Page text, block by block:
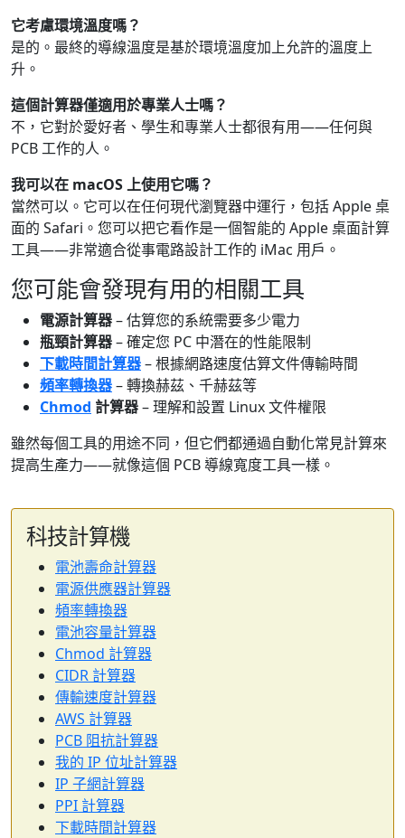
它考慮環境溫度嗎？
是的。最終的導線溫度是基於環境溫度加上允許的溫度上
升。
這個計算器僅適用於專業人士嗎？
不，它對於愛好者、學生和專業人士都很有用——任何與
PCB 工作的人。
我可以在 macOS 上使用它嗎？
當然可以。它可以在任何現代瀏覽器中運行，包括 Apple 桌
面的 Safari。您可以把它看作是一個智能的 Apple 桌面計算
工具——非常適合從事電路設計工作的 iMac 用戶。
您可能會發現有用的相關工具
電源計算器– 估算您的系統需要多少電力
瓶頸計算器– 確定您 PC 中潛在的性能限制
下載時間計算器– 根據網路速度估算文件傳輸時間
頻率轉換器– 轉換赫茲、千赫茲等
Chmod 計算器– 理解和設置 Linux 文件權限
雖然每個工具的用途不同，但它們都通過自動化常見計算來
提高生產力——就像這個 PCB 導線寬度工具一樣。
科技計算機
電池壽命計算器
電源供應器計算器
頻率轉換器
電池容量計算器
Chmod 計算器
CIDR 計算器
傳輸速度計算器
AWS 計算器
PCB 阻抗計算器
我的 IP 位址計算器
IP 子網計算器
PPI 計算器
下載時間計算器